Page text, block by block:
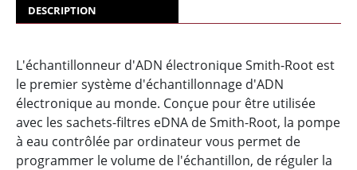
DESCRIPTION
L'échantillonneur d'ADN électronique Smith-Root est
le premier système d'échantillonnage d'ADN
électronique au monde. Conçue pour être utilisée
avec les sachets-filtres eDNA de Smith-Root, la pompe
à eau contrôlée par ordinateur vous permet de
programmer le volume de l'échantillon, de réguler la